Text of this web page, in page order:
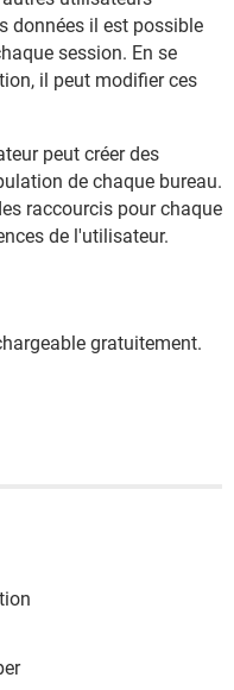
données il est possible
session. En se
il peut modifier ces
peut créer des
de chaque bureau.
raccourcis pour chaque
de l'utilisateur.
gratuitement.